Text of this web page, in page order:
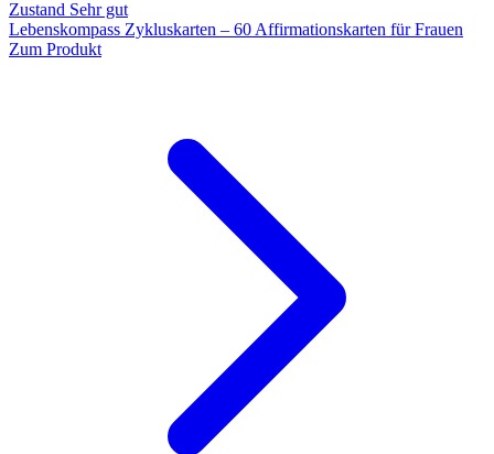
Zustand Sehr gut
Lebenskompass Zykluskarten – 60 Affirmationskarten für Frauen
Zum Produkt